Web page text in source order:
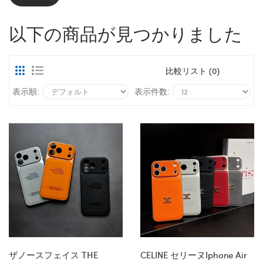
以下の商品が見つかりました
比較リスト (0)
表示順:
表示件数:
ザノースフェイス THE
CELINE セリーヌiphone Air